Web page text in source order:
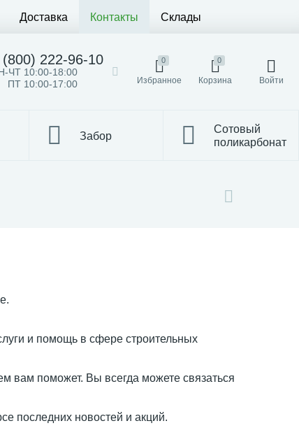
Доставка Контакты Склады
(800) 222-96-10
ЧТ 10:00-18:00
10:00-17:00
0
Избранное
0
Корзина Войти
Забор
Сотовый
поликарбонат
и помощь в сфере строительных
вам поможет. Вы всегда можете связаться
последних новостей и акций.